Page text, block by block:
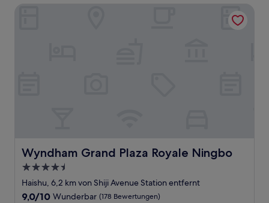
Wyndham Grand Plaza Royale Ningbo
Wyndham Grand Plaza Royale Ningbo
4.5-
Sterne-
Unterkunft
Haishu, 6,2 km von Shiji Avenue Station entfernt
9.0
9,0/10 Wunderbar (178 Bewertungen)